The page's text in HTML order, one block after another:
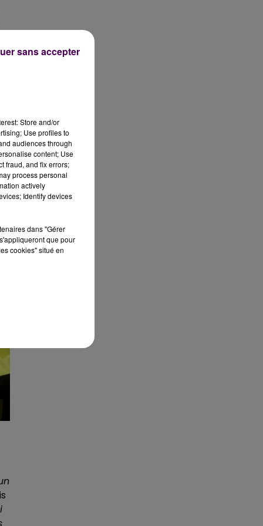
Store and/or
Use profiles to
audiences through
content; Use
fraud, and fix errors;
process personal
actively
Identify devices
dans "Gérer
que pour
cookies" situé en
sans accepter